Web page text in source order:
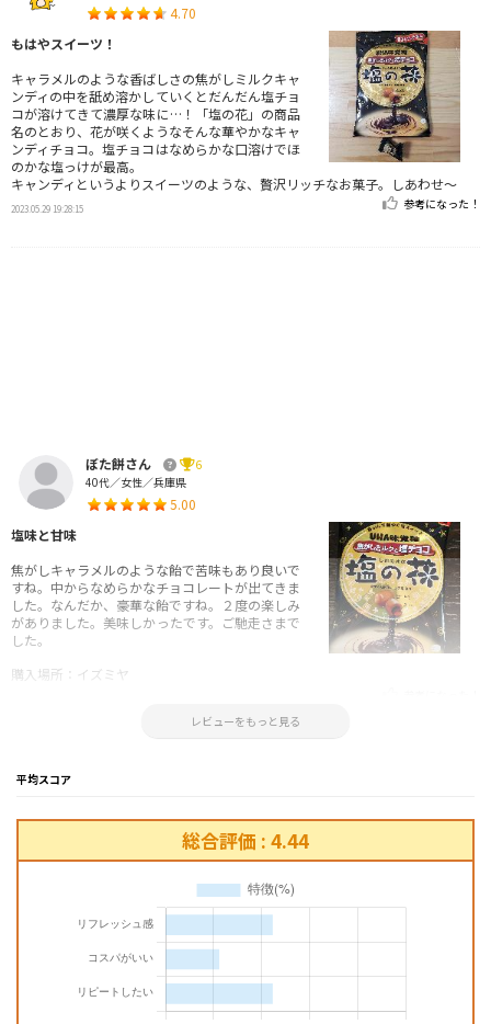
4.70
もはやスイーツ！
キャラメルのような香ばしさの焦がしミルクキャ
ンディの中を舐め溶かしていくとだんだん塩チョ
コが溶けてきて濃厚な味に…！「塩の花」の商品
名のとおり、花が咲くようなそんな華やかなキャ
ンディチョコ。塩チョコはなめらかな口溶けでほ
のかな塩っけが最高。
キャンディというよりスイーツのような、贅沢リッチなお菓子。しあわせ〜
2023.05.29 19:28:15 参考になった！
ぼた餅さん
6
40代／女性／兵庫県
5.00
塩味と甘味
焦がしキャラメルのような飴で苦味もあり良いで
すね。中からなめらかなチョコレートが出てきま
した。なんだか、豪華な飴ですね。２度の楽しみ
がありました。美味しかったです。ご馳走さまで
した。
購入場所：イズミヤ
レビューをもっと見る
平均スコア
総合評価 : 4.44